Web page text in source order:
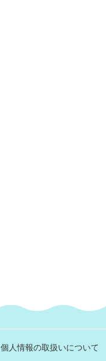
個人情報の取扱いについて